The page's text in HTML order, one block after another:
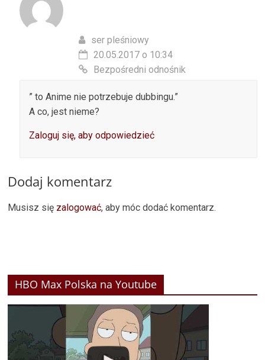
ser pleśniowy
20.05.2017 o 10:34
Bezpośredni odnośnik
” to Anime nie potrzebuje dubbingu.”
A co, jest nieme?
Zaloguj się, aby odpowiedzieć
Dodaj komentarz
Musisz się zalogować, aby móc dodać komentarz.
HBO Max Polska na Youtube